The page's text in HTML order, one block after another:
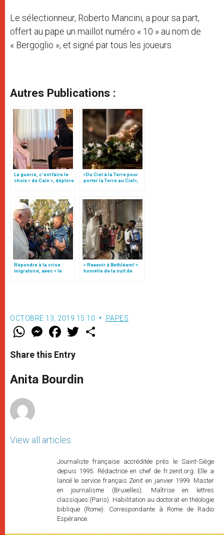
Le sélectionneur, Roberto Mancini, a pour sa part,
offert au pape un maillot numéro « 10 » au nom de
« Bergoglio », et signé par tous les joueurs.
Autres Publications :
La guerre, c’est faire le
choix « de Caïn », déplore
«Du Ciel à la Terre pour
porter la Terre au Ciel»,
Répondre à la crise
migratoire, avec « le
« Revenir à Bethléem! »:
homélie de la nuit de
Noël (texte complet)
OCTOBRE 13, 2019 15:10 PAPES
W
t
s
p
p
M
e
s
e
g
e
F
a
e
b
o
k
w
r
Share this Entry
Anita Bourdin
View all articles
Journaliste française accréditée près le Saint-Siège
depuis 1995. Rédactrice en chef de fr.zenit.org. Elle a
lancé le service français Zenit en janvier 1999. Master
en journalisme (Bruxelles). Maîtrise en lettres
classiques (Paris). Habilitation au doctorat en théologie
biblique (Rome). Correspondante à Rome de Radio
Espérance.